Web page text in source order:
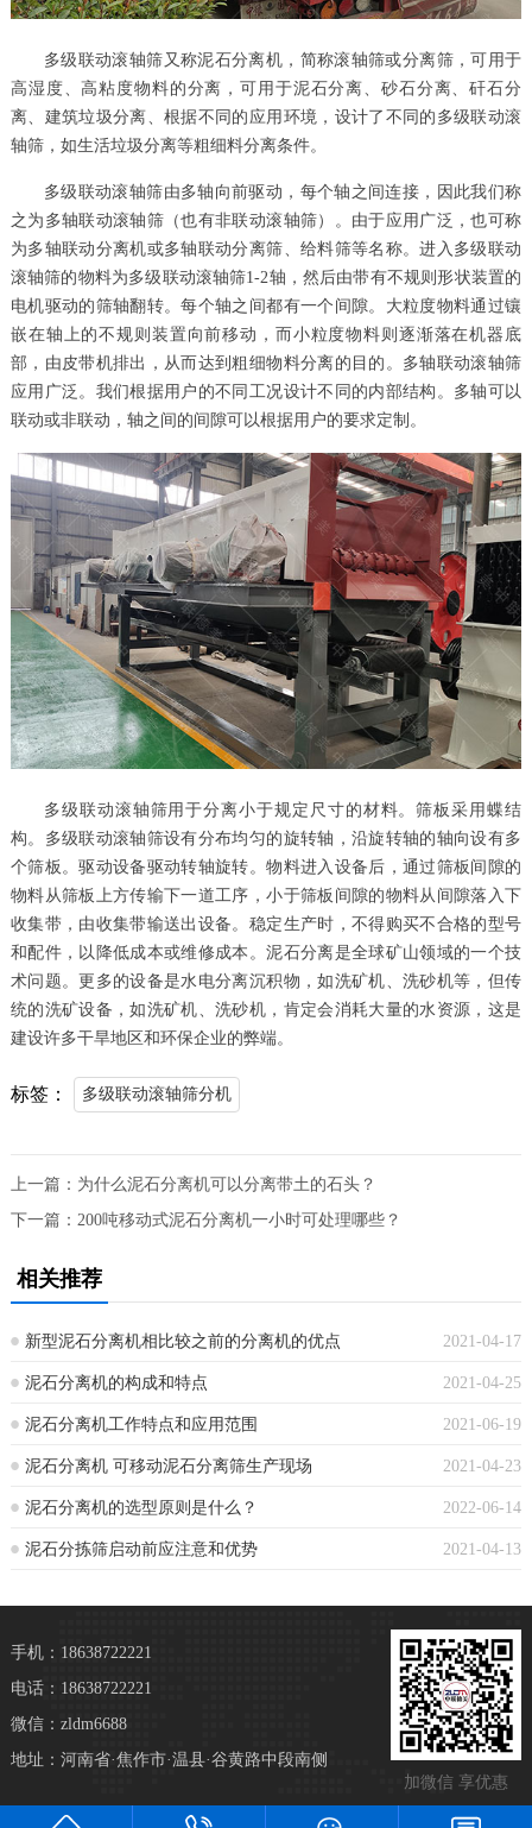
多级联动滚轴筛又称泥石分离机，简称滚轴筛或分离筛，可用于
高湿度、高粘度物料的分离，可用于泥石分离、砂石分离、矸石分
离、建筑垃圾分离、根据不同的应用环境，设计了不同的多级联动滚
轴筛，如生活垃圾分离等粗细料分离条件。
多级联动滚轴筛由多轴向前驱动，每个轴之间连接，因此我们称
之为多轴联动滚轴筛（也有非联动滚轴筛）。由于应用广泛，也可称
为多轴联动分离机或多轴联动分离筛、给料筛等名称。进入多级联动
滚轴筛的物料为多级联动滚轴筛1-2轴，然后由带有不规则形状装置的
电机驱动的筛轴翻转。每个轴之间都有一个间隙。大粒度物料通过镶
嵌在轴上的不规则装置向前移动，而小粒度物料则逐渐落在机器底
部，由皮带机排出，从而达到粗细物料分离的目的。多轴联动滚轴筛
应用广泛。我们根据用户的不同工况设计不同的内部结构。多轴可以
联动或非联动，轴之间的间隙可以根据用户的要求定制。
多级联动滚轴筛用于分离小于规定尺寸的材料。筛板采用蝶结
构。 多级联动滚轴筛设有分布均匀的旋转轴，沿旋转轴的轴向设有多
个筛板。驱动设备驱动转轴旋转。物料进入设备后，通过筛板间隙的
物料从筛板上方传输下一道工序，小于筛板间隙的物料从间隙落入下
收集带，由收集带输送出设备。稳定生产时，不得购买不合格的型号
和配件，以降低成本或维修成本。泥石分离是全球矿山领域的一个技
术问题。更多的设备是水电分离沉积物，如洗矿机、洗砂机等，但传
统的洗矿设备，如洗矿机、洗砂机，肯定会消耗大量的水资源，这是
建设许多干旱地区和环保企业的弊端。
标签： 多级联动滚轴筛分机
上一篇： 为什么泥石分离机可以分离带土的石头？
下一篇： 200吨移动式泥石分离机一小时可处理哪些？
相关推荐
2021-04-17
新型泥石分离机相比较之前的分离机的优点
2021-04-25
泥石分离机的构成和特点
2021-06-19
泥石分离机工作特点和应用范围
2021-04-23
泥石分离机 可移动泥石分离筛生产现场
2022-06-14
泥石分离机的选型原则是什么？
2021-04-13
泥石分拣筛启动前应注意和优势
加微信 享优惠
手机：18638722221
电话：18638722221
微信：zldm6688
地址：河南省·焦作市·温县·谷黄路中段南侧